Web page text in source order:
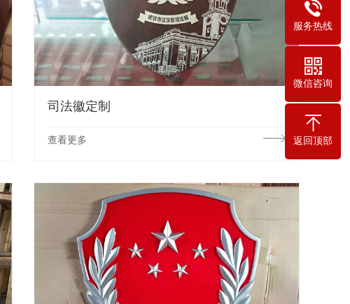
司法徽定制
查看更多
服务热线
微信咨询
返回顶部